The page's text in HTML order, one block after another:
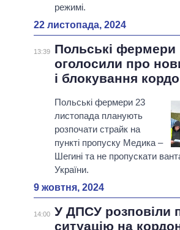
режимі.
22 листопада, 2024
13:39
Польські фермери
оголосили про
і блокування
Польські фермери 23
листопада планують
розпочати страйк на
пункті пропуску Медика –
Шегині та не пропускати
України.
9 жовтня, 2024
14:00 У ДПСУ розповіли
ситуацію на